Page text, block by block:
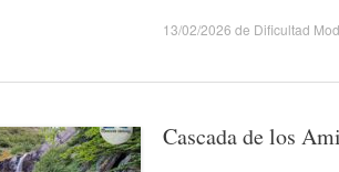
13/02/2026 de Dificultad
Cascada de los